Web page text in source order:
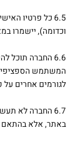
6.5 כל פרטיו
וכדומה), יישמרו
6.6 החברה
המשתמש הספציפי,
לגורמים אחרים על
6.7 החברה לא
באתר, אלא בהתאם